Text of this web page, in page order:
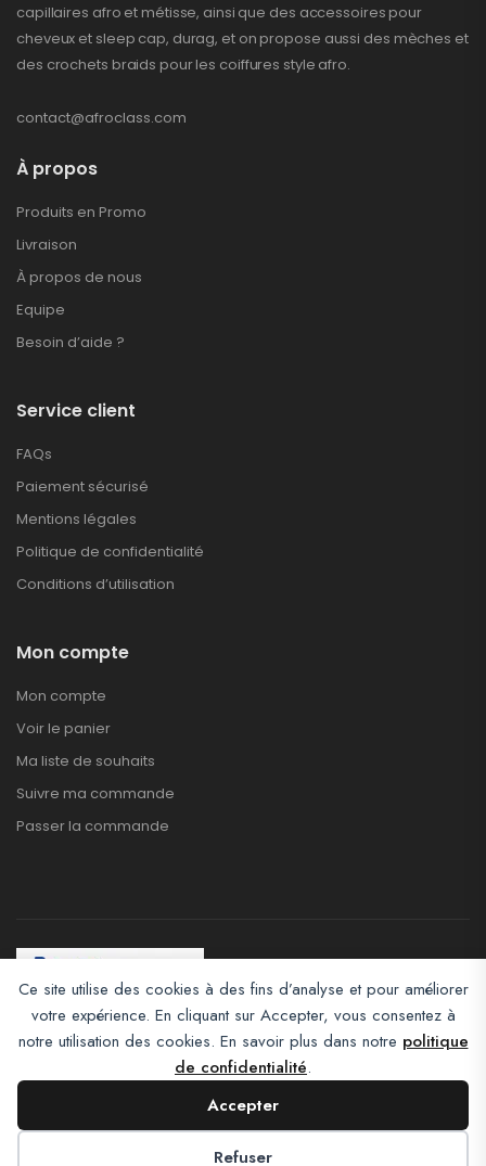
Ce site utilise des cookies à des fins d’analyse et pour améliorer
votre expérience. En cliquant sur Accepter, vous consentez à
notre utilisation des cookies. En savoir plus dans notre politique
de confidentialité.
Accepter
Refuser
capillaires afro et métisse, ainsi que des accessoires pour
cheveux et sleep cap, durag, et on propose aussi des mèches et
des crochets braids pour les coiffures style afro.
contact@afroclass.com
À propos
Produits en Promo
Livraison
À propos de nous
Equipe
Besoin d’aide ?
Service client
FAQs
Paiement sécurisé
Mentions légales
Politique de confidentialité
Conditions d’utilisation
Mon compte
Mon compte
Voir le panier
Ma liste de souhaits
Suivre ma commande
Passer la commande
Afroclass eCommerce © 2026. All Rights Reserved